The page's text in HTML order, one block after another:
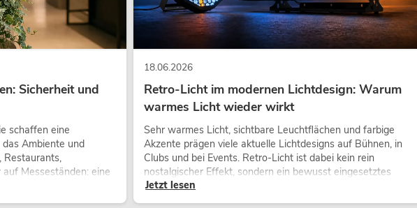
Sicherheit und
schaffen eine
Ambiente und
Restaurants,
Messeständen: eine
zum modernen
18.06.2026
Retro-Licht im modernen Lichtdesign: Warum
warmes Licht wieder wirkt
Sehr warmes Licht, sichtbare Leuchtflächen und farbige
Akzente prägen viele aktuelle Lichtdesigns auf Bühnen, in
Clubs und bei Events. Retro-Licht ist dabei kein rein
nostalgischer Effekt, sondern ein bewusst eingesetztes
Gestaltungsmittel: Es schafft Atmosphäre, gibt Szenen
Charakter und kann technische LED-Setups emotionaler
Jetzt lesen